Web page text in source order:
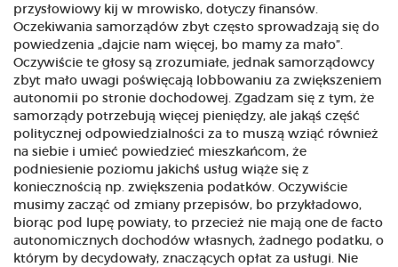
przysłowiowy kij w mrowisko, dotyczy finansów.
Oczekiwania samorządów zbyt często sprowadzają się do
powiedzenia „dajcie nam więcej, bo mamy za mało”.
Oczywiście te głosy są zrozumiałe, jednak samorządowcy
zbyt mało uwagi poświęcają lobbowaniu za zwiększeniem
autonomii po stronie dochodowej. Zgadzam się z tym, że
samorządy potrzebują więcej pieniędzy, ale jakąś część
politycznej odpowiedzialności za to muszą wziąć również
na siebie i umieć powiedzieć mieszkańcom, że
podniesienie poziomu jakichś usług wiąże się z
koniecznością np. zwiększenia podatków. Oczywiście
musimy zacząć od zmiany przepisów, bo przykładowo,
biorąc pod lupę powiaty, to przecież nie mają one de facto
autonomicznych dochodów własnych, żadnego podatku, o
którym by decydowały, znaczących opłat za usługi. Nie